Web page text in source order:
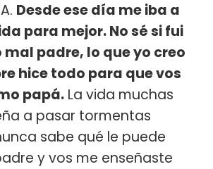
Desde ese día me iba a
para mejor. No sé si fui
mal padre, lo que yo creo
hice todo para que vos
papá. La vida muchas
a pasar tormentas
sabe qué le puede
y vos me enseñaste